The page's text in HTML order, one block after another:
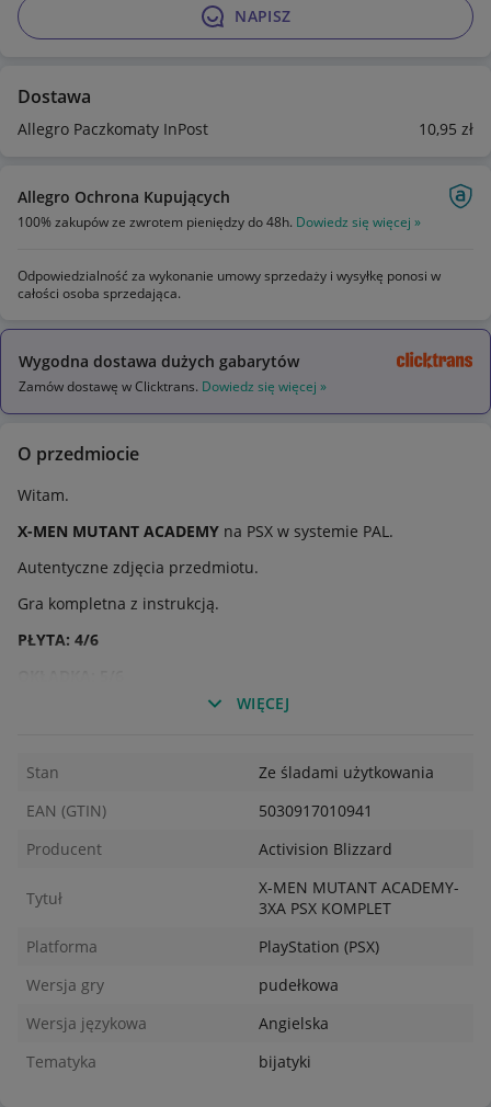
NAPISZ
Dostawa
Allegro Paczkomaty InPost 10,95 zł
Allegro Ochrona Kupujących
100% zakupów ze zwrotem pieniędzy do 48h. Dowiedz się więcej »
Odpowiedzialność za wykonanie umowy sprzedaży i wysyłkę ponosi w
całości osoba sprzedająca.
Wygodna dostawa dużych gabarytów
Zamów dostawę w Clicktrans. Dowiedz się więcej »
O przedmiocie
Witam.
X-MEN MUTANT ACADEMY na PSX w systemie PAL.
Autentyczne zdjęcia przedmiotu.
Gra kompletna z instrukcją.
PŁYTA: 4/6
Sprawdź moje inne aukcje.
WIĘCEJ
Stan
Ze śladami użytkowania
EAN (GTIN)
5030917010941
Producent
Activision Blizzard
Tytuł
X-MEN MUTANT ACADEMY-
3XA PSX KOMPLET
Platforma
PlayStation (PSX)
Wersja gry
pudełkowa
Wersja językowa
Angielska
Tematyka
bijatyki